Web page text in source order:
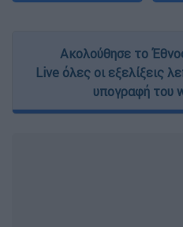
Ακολούθησε το
Live όλες οι εξελίξεις
υπογραφή του